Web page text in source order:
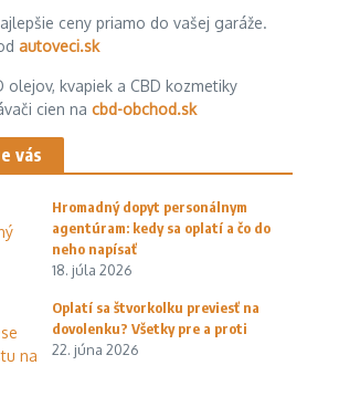
ceny priamo do vašej garáže.
autoveci.sk
olejov, kvapiek a CBD kozmetiky
cien na cbd-obchod.sk
vás
Hromadný dopyt personálnym
agentúram: kedy sa oplatí a čo do
neho napísať
18. júla 2026
Oplatí sa štvorkolku previesť na
dovolenku? Všetky pre a proti
22. júna 2026